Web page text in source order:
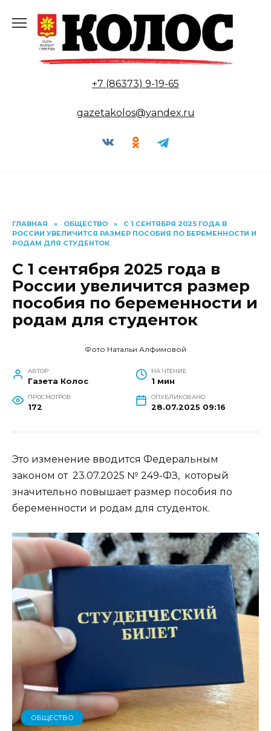
содержанию
+7 (86373) 9-19-65
gazetakolos@yandex.ru
ГЛАВНАЯ » ОБЩЕСТВО »
С 1 СЕНТЯБРЯ 2025 ГОДА В
РОССИИ УВЕЛИЧИТСЯ РАЗМЕР ПОСОБИЯ ПО БЕРЕМЕННОСТИ И
РОДАМ ДЛЯ СТУДЕНТОК
С 1 сентября 2025 года в
России увеличится размер
пособия по беременности и
родам для студенток
Фото Натальи Алфимовой
АВТОР
Газета Колос
НА ЧТЕНИЕ
1 мин
ПРОСМОТРОВ
172
ОПУБЛИКОВАНО
28.07.2025 09:16
Это изменение вводится Федеральным
законом от 23.07.2025 № 249-ФЗ, который
значительно повышает размер пособия по
беременности и родам для студенток.
ОБЩЕСТВО